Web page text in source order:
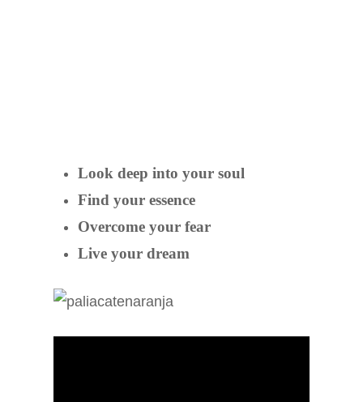
Look deep into your soul
Find your essence
Overcome your fear
Live your dream